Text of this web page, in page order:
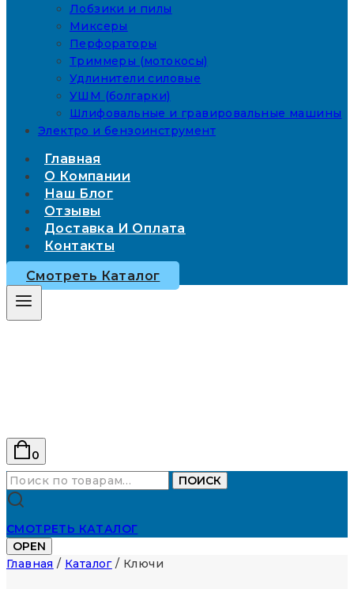
Лобзики и пилы
Миксеры
Перфораторы
Триммеры (мотокосы)
Удлинители силовые
УШМ (болгарки)
Шлифовальные и гравировальные машины
Электро и бензоинструмент
Главная
О Компании
Наш Блог
Отзывы
Доставка И Оплата
Контакты
Смотреть Каталог
0
Искать:
ПОИСК
СМОТРЕТЬ КАТАЛОГ
OPEN
Главная / Каталог / Ключи